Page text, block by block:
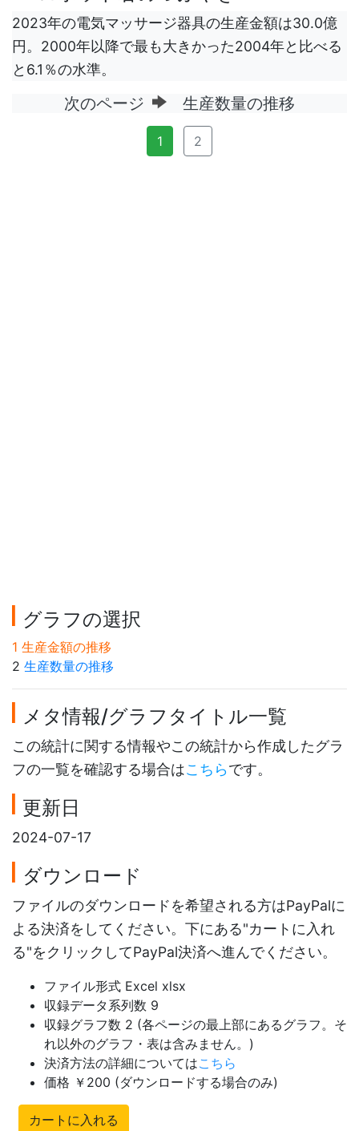
2023年の電気マッサージ器具の生産金額は30.0億
円。2000年以降で最も大きかった2004年と比べる
と6.1％の水準。
次のページ 生産数量の推移
1 2
グラフの選択
1 生産金額の推移
2 生産数量の推移
メタ情報/グラフタイトル一覧
この統計に関する情報やこの統計から作成したグラ
フの一覧を確認する場合はこちらです。
更新日
2024-07-17
ダウンロード
ファイルのダウンロードを希望される方はPayPalに
よる決済をしてください。下にある"カートに入れ
る"をクリックしてPayPal決済へ進んでください。
ファイル形式 Excel xlsx
収録データ系列数 9
収録グラフ数 2 (各ページの最上部にあるグラフ。そ
れ以外のグラフ・表は含みません。)
決済方法の詳細についてはこちら
価格 ￥200 (ダウンロードする場合のみ)
カートに入れる